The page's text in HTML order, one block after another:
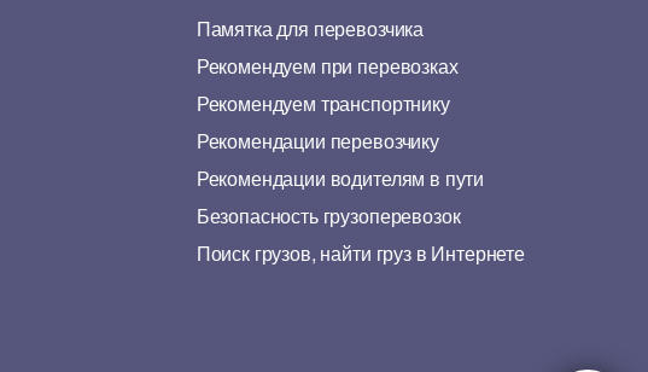
Памятка для перевозчика
Рекомендуем при перевозках
Рекомендуем транспортнику
Рекомендации перевозчику
Рекомендации водителям в пути
Безопасность грузоперевозок
Поиск грузов, найти груз в Интернете